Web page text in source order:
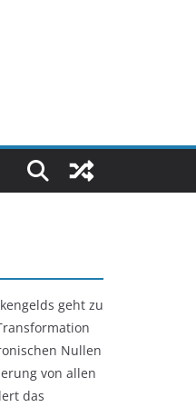
geht zu
Nullen
von allen
das